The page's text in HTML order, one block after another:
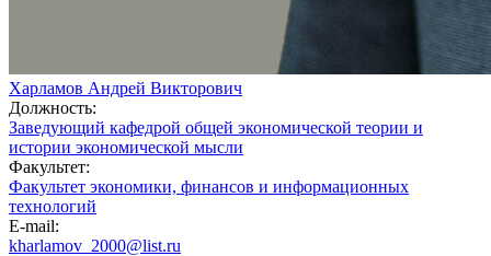
Харламов Андрей Викторович
Должность:
Заведующий кафедрой общей экономической теории и
истории экономической мысли
Факультет:
Факультет экономики, финансов и информационных
технологий
E-mail:
kharlamov_2000@list.ru